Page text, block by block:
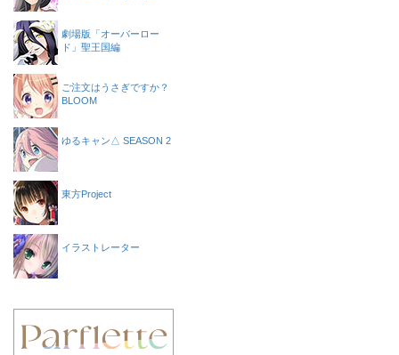
劇場版「オーバーロー
ド」聖王国編
ご注文はうさぎですか？
BLOOM
ゆるキャン△ SEASON 2
東方Project
イラストレーター